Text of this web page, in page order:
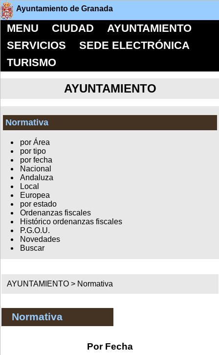
Ayuntamiento de Granada
MENU CIUDAD
AYUNTAMIENTO
SERVICIOS
SEDE ELECTRÓNICA
TURISMO
AYUNTAMIENTO
Normativa
por Área
por tipo
por fecha
Nacional
Andaluza
Local
Europea
por estado
Ordenanzas fiscales
Histórico ordenanzas fiscales
P.G.O.U.
Novedades
Buscar
AYUNTAMIENTO > Normativa
Normativa
Por Fecha